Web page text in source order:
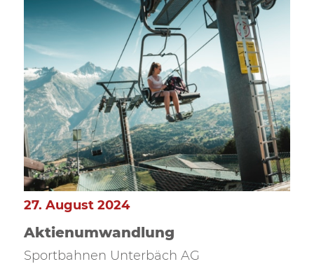
Aktienumwandlung
27. August 2024
Sportbahnen Unterbäch AG